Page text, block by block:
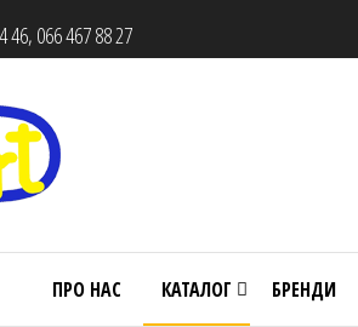
46, 066 467 88 27
ПРО НАС КАТАЛОГ БРЕНДИ